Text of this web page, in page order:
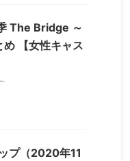
The Bridge ～
【女性キャス
プ（2020年11